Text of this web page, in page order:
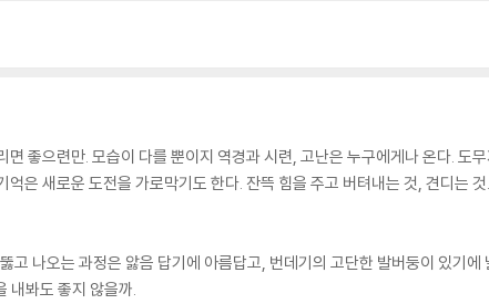
좋으련만. 모습이 다를 뿐이지 역경과 시련, 고난은 누구에게나 온다. 도
은 새로운 도전을 가로막기도 한다. 잔뜩 힘을 주고 버텨내는 것, 견디는
고 나오는 과정은 앓음 답기에 아름답고, 번데기의 고단한 발버둥이 있기에
내봐도 좋지 않을까.